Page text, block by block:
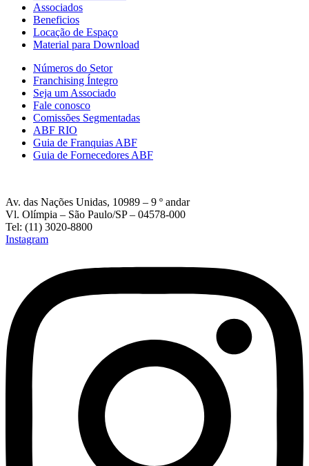
Associados
Beneficios
Locação de Espaço
Material para Download
Números do Setor
Franchising Íntegro
Seja um Associado
Fale conosco
Comissões Segmentadas
ABF RIO
Guia de Franquias ABF
Guia de Fornecedores ABF
Av. das Nações Unidas, 10989 – 9 º andar
Vl. Olímpia – São Paulo/SP – 04578-000
Tel: (11) 3020-8800
Instagram